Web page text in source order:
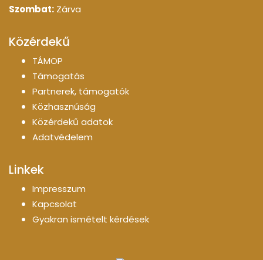
Szombat: Zárva
Közérdekű
TÁMOP
Támogatás
Partnerek, támogatók
Közhasznúság
Közérdekű adatok
Adatvédelem
Linkek
Impresszum
Kapcsolat
Gyakran ismételt kérdések